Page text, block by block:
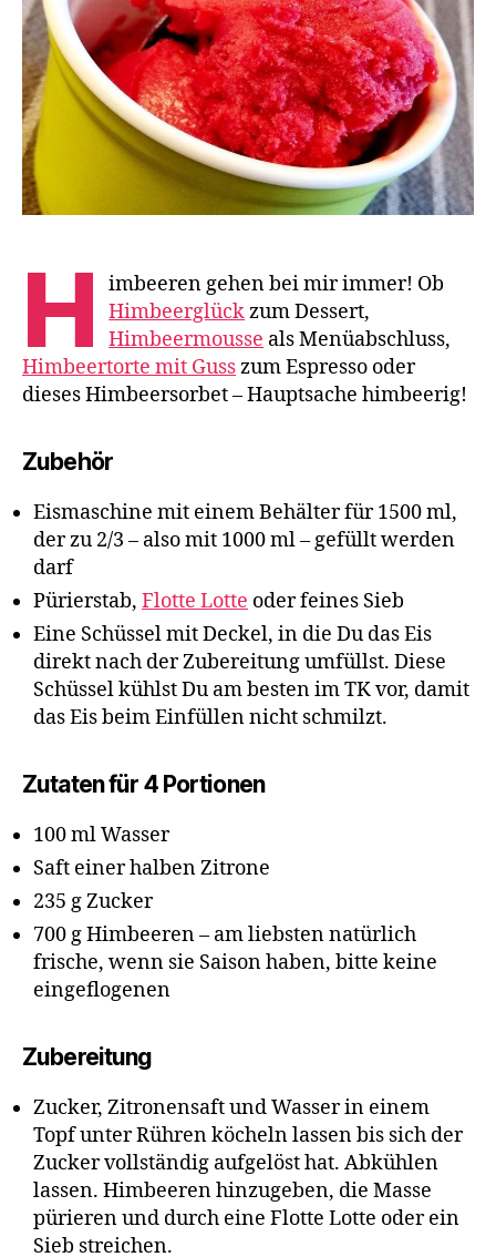
H
imbeeren gehen bei mir immer! Ob
Himbeerglückzum Dessert,
Himbeermousse als Menüabschluss,
Himbeertorte mit Gusszum Espresso oder
dieses Himbeersorbet – Hauptsache himbeerig!
Zubehör
Eismaschine mit einem Behälter für 1500 ml,
der zu 2/3 – also mit 1000 ml – gefüllt werden
darf
Pürierstab, Flotte Lotte oder feines Sieb
Eine Schüssel mit Deckel, in die Du das Eis
direkt nach der Zubereitung umfüllst. Diese
Schüssel kühlst Du am besten im TK vor, damit
das Eis beim Einfüllen nicht schmilzt.
Zutaten für 4 Portionen
100 ml Wasser
Saft einer halben Zitrone
235 g Zucker
700 g Himbeeren – am liebsten natürlich
frische, wenn sie Saison haben, bitte keine
eingeflogenen
Zubereitung
Zucker, Zitronensaft und Wasser in einem
Topf unter Rühren köcheln lassen bis sich der
Zucker vollständig aufgelöst hat. Abkühlen
lassen. Himbeeren hinzugeben, die Masse
pürieren und durch eine Flotte Lotte oder ein
Sieb streichen.